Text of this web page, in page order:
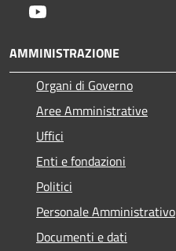
AMMINISTRAZIONE
Organi di Governo
Aree Amministrative
Uffici
Enti e fondazioni
Politici
Personale Amministrativo
Documenti e dati